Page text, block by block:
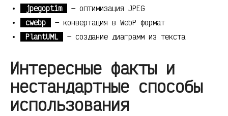
jpegoptim
— оптимизация JPEG
cwebp
— конвертация в WebP формат
PlantUML
— создание диаграмм из текста
Интересные факты и
нестандартные способы
использования